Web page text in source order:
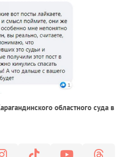
областного суда в